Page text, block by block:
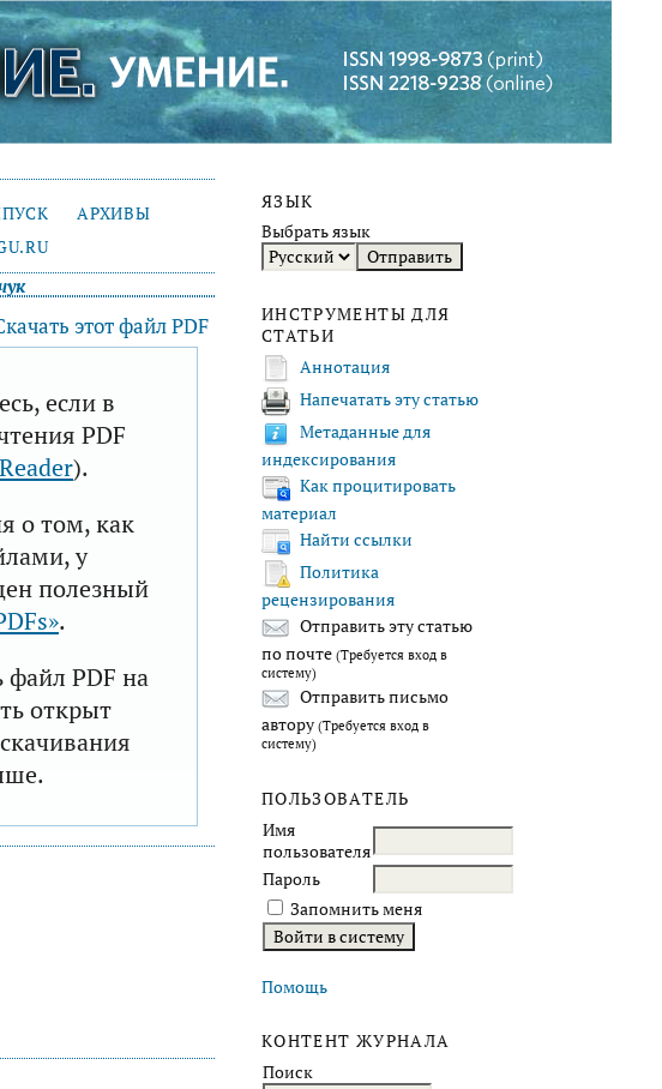
ЯЗЫК
Выбрать язык
ИНСТРУМЕНТЫ ДЛЯ
СТАТЬИ
Аннотация
Напечатать эту статью
Метаданные для
индексирования
Как процитировать
материал
Найти ссылки
Политика
рецензирования
Отправить эту статью
по почте (Требуется вход в
систему)
Отправить письмо
автору (Требуется вход в
систему)
ПОЛЬЗОВАТЕЛЬ
Имя
пользователя
Пароль
Запомнить меня
Помощь
КОНТЕНТ ЖУРНАЛА
Поиск
АРХИВЫ
этот файл PDF
если в
PDF
).
о том, как
у
полезный
.
файл PDF на
открыт